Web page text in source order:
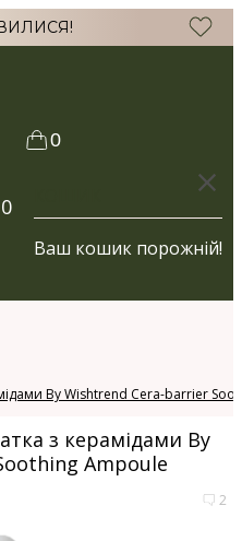
0
0
Ваш кошик порожній!
By Wishtrend Cera-barrier
з керамідами By
Ampoule
2